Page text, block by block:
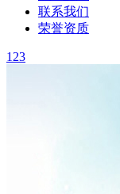
联系我们
荣誉资质
1 23